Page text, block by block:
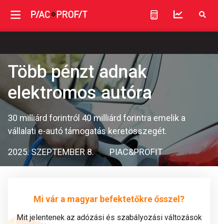
Több pénzt adnak
elektromos autóra
30 milliárd forintról 40 milliárd forintra emelik a
vállalati e-autó támogatás keretösszegét.
2025. SZEPTEMBER 8. PIAC&PROFIT
Mi vár a magyar befektetőkre ősszel?
Mit jelentenek az adózási és szabályozási változások